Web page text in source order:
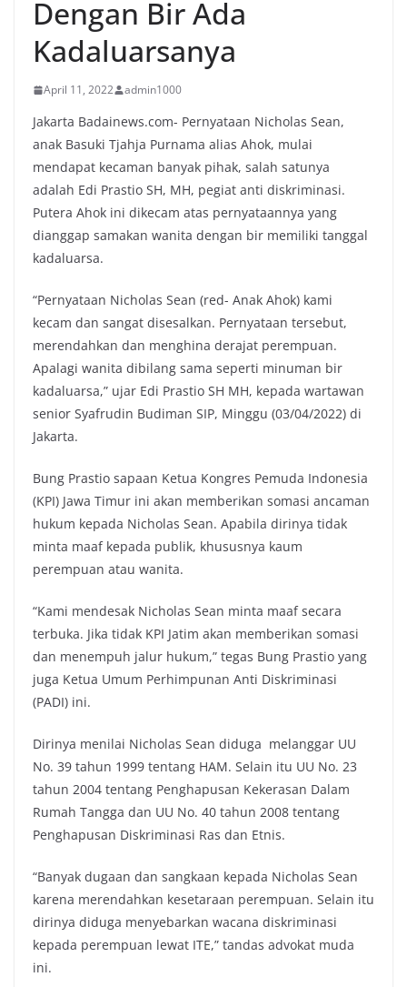
Dengan Bir Ada
Kadaluarsanya
April 11, 2022 admin1000
Jakarta Badainews.com- Pernyataan Nicholas Sean,
anak Basuki Tjahja Purnama alias Ahok, mulai
mendapat kecaman banyak pihak, salah satunya
adalah Edi Prastio SH, MH, pegiat anti diskriminasi.
Putera Ahok ini dikecam atas pernyataannya yang
dianggap samakan wanita dengan bir memiliki tanggal
kadaluarsa.
“Pernyataan Nicholas Sean (red- Anak Ahok) kami
kecam dan sangat disesalkan. Pernyataan tersebut,
merendahkan dan menghina derajat perempuan.
Apalagi wanita dibilang sama seperti minuman bir
kadaluarsa,” ujar Edi Prastio SH MH, kepada wartawan
senior Syafrudin Budiman SIP, Minggu (03/04/2022) di
Jakarta.
Bung Prastio sapaan Ketua Kongres Pemuda Indonesia
(KPI) Jawa Timur ini akan memberikan somasi ancaman
hukum kepada Nicholas Sean. Apabila dirinya tidak
minta maaf kepada publik, khususnya kaum
perempuan atau wanita.
“Kami mendesak Nicholas Sean minta maaf secara
terbuka. Jika tidak KPI Jatim akan memberikan somasi
dan menempuh jalur hukum,” tegas Bung Prastio yang
juga Ketua Umum Perhimpunan Anti Diskriminasi
(PADI) ini.
Dirinya menilai Nicholas Sean diduga melanggar UU
No. 39 tahun 1999 tentang HAM. Selain itu UU No. 23
tahun 2004 tentang Penghapusan Kekerasan Dalam
Rumah Tangga dan UU No. 40 tahun 2008 tentang
Penghapusan Diskriminasi Ras dan Etnis.
“Banyak dugaan dan sangkaan kepada Nicholas Sean
karena merendahkan kesetaraan perempuan. Selain itu
dirinya diduga menyebarkan wacana diskriminasi
kepada perempuan lewat ITE,” tandas advokat muda
ini.